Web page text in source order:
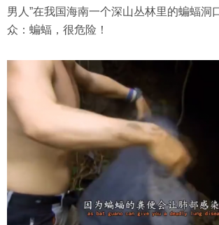
男人”在我国海南一个深山丛林里的蝙蝠洞
众：蝙蝠，很危险！